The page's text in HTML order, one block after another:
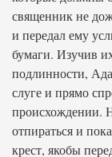
священник не
и передал ему
бумаги. Изучив
подлинности,
слуге и прямо
происхождении.
отпираться и
крест, якобы